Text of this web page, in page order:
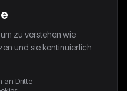
Nike Vintage Trackpants | M
zu verstehen wie
und sie kontinuierlich
an Dritte